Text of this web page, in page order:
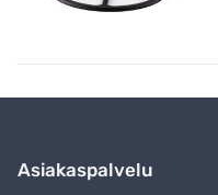
Asiakaspalvelu